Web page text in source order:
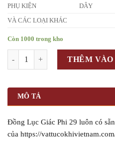
PHỤ KIỆN DÂY
VÀ CÁC LOẠI KHÁC
Còn 1000 trong kho
THÊM VÀO
MÔ TẢ
Đồng Lục Giác Phi 29 luôn có
của https://